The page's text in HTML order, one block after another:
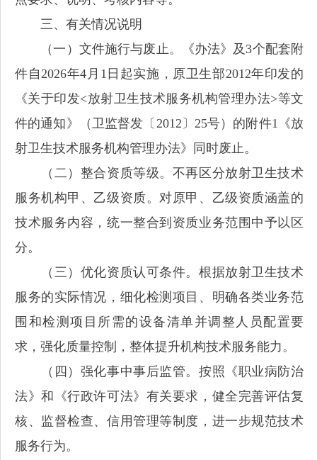
三、有关情况说明
（一）文件施行与废止。《办法》及3个配套附
件自2026年4月1日起实施，原卫生部2012年印发的
《关于印发<放射卫生技术服务机构管理办法>等文
件的通知》（卫监督发〔2012〕25号）的附件1《放
射卫生技术服务机构管理办法》同时废止。
（二）整合资质等级。不再区分放射卫生技术
服务机构甲、乙级资质。对原甲、乙级资质涵盖的
技术服务内容，统一整合到资质业务范围中予以区
分。
（三）优化资质认可条件。根据放射卫生技术
服务的实际情况，细化检测项目、明确各类业务范
围和检测项目所需的设备清单并调整人员配置要
求，强化质量控制，整体提升机构技术服务能力。
（四）强化事中事后监管。按照《职业病防治
法》和《行政许可法》有关要求，健全完善评估复
核、监督检查、信用管理等制度，进一步规范技术
服务行为。